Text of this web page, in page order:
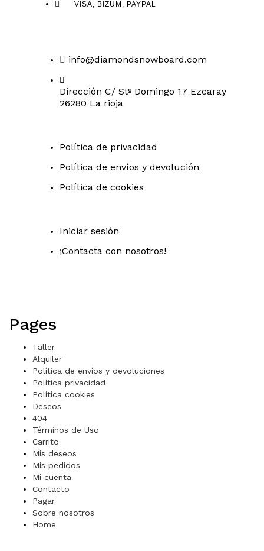
VISA, BIZUM, PAYPAL
info@diamondsnowboard.com
Dirección C/ Stº Domingo 17 Ezcaray
26280 La rioja
Política de privacidad
Política de envíos y devolución
Política de cookies
Iniciar sesión
¡Contacta con nosotros!
Pages
Taller
Alquiler
Política de envíos y devoluciones
Política privacidad
Política cookies
Deseos
404
Términos de Uso
Carrito
Mis deseos
Mis pedidos
Mi cuenta
Contacto
Pagar
Sobre nosotros
Home